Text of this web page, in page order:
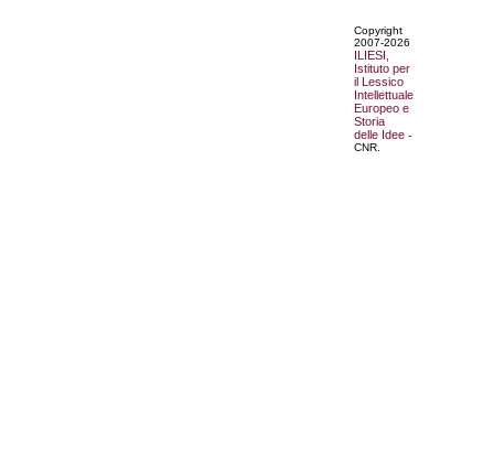
Copyright
2007-2026
ILIESI,
Istituto per
il Lessico
Intellettuale
Europeo e
Storia
delle Idee -
CNR.